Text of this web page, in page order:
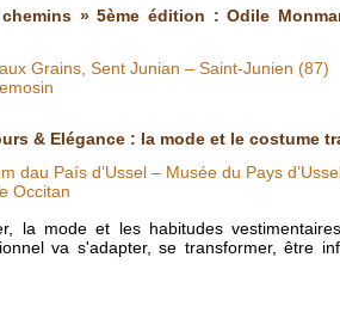
» 5ème édition : Odile
Grains, Sent Junian – Saint-Junien (87)
& Elégance : la mode et le costume
dau País d’Ussel – Musée du Pays
Occitan
la mode et les habitudes
va s'adapter, se transformer, être